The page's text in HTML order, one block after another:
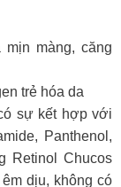
màng, căng
trẻ hóa da
sự kết hợp với
Panthenol,
Retinol Chucos
dịu, không có